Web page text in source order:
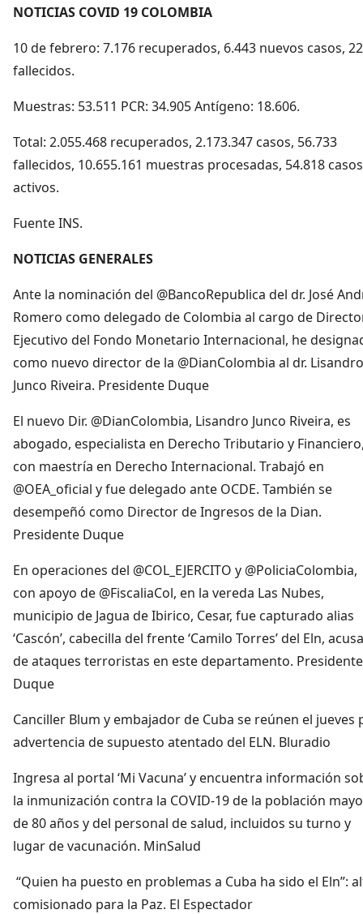
NOTICIAS COVID 19 COLOMBIA
10 de febrero: 7.176 recuperados, 6.443 nuevos casos,
fallecidos.
Muestras: 53.511 PCR: 34.905 Antígeno: 18.606.
Total: 2.055.468 recuperados, 2.173.347 casos, 56.733
fallecidos, 10.655.161 muestras procesadas, 54.818 casos
activos.
Fuente INS.
NOTICIAS GENERALES
Ante la nominación del @BancoRepublica del dr. José
Romero como delegado de Colombia al cargo de
Ejecutivo del Fondo Monetario Internacional, he
como nuevo director de la @DianColombia al dr. Lisandro
Junco Riveira. Presidente Duque
El nuevo Dir. @DianColombia, Lisandro Junco Riveira, es
abogado, especialista en Derecho Tributario y
con maestría en Derecho Internacional. Trabajó en
@OEA_oficial y fue delegado ante OCDE. También se
desempeñó como Director de Ingresos de la Dian.
Presidente Duque
En operaciones del @COL_EJERCITO y @PoliciaColombia,
con apoyo de @FiscaliaCol, en la vereda Las Nubes,
municipio de Jagua de Ibirico, Cesar, fue capturado alias
‘Cascón’, cabecilla del frente ‘Camilo Torres’ del Eln,
de ataques terroristas en este departamento. Presidente
Duque
Canciller Blum y embajador de Cuba se reúnen el jueves
advertencia de supuesto atentado del ELN. Bluradio
Ingresa al portal ‘Mi Vacuna’ y encuentra información
la inmunización contra la COVID-19 de la población
de 80 años y del personal de salud, incluidos su turno y
lugar de vacunación. MinSalud
“Quien ha puesto en problemas a Cuba ha sido el Eln”:
comisionado para la Paz. El Espectador